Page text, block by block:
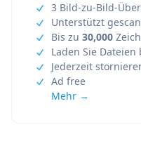
3 Bild-zu-Bild-
Unterstützt
Bis zu 30,000
Laden Sie
Jederzeit
Ad free
Mehr →